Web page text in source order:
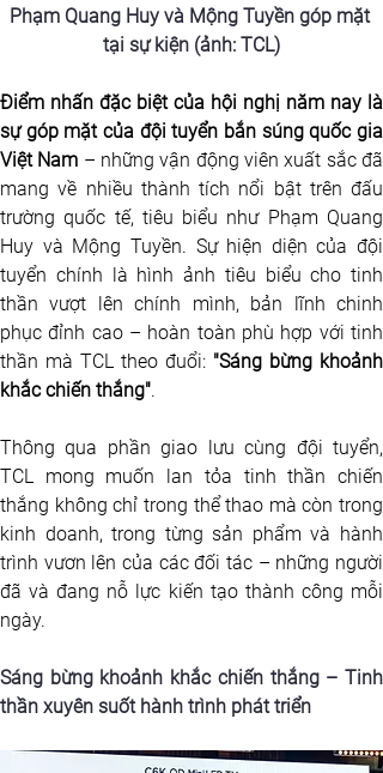
Phạm Quang Huy và Mộng Tuyền góp mặt
tại sự kiện (ảnh: TCL)
Điểm nhấn đặc biệt của hội nghị năm nay là
sự góp mặt của đội tuyển bắn súng quốc gia
Việt Nam – những vận động viên xuất sắc đã
mang về nhiều thành tích nổi bật trên đấu
trường quốc tế, tiêu biểu như Phạm Quang
Huy và Mộng Tuyền. Sự hiện diện của đội
tuyển chính là hình ảnh tiêu biểu cho tinh
thần vượt lên chính mình, bản lĩnh chinh
phục đỉnh cao – hoàn toàn phù hợp với tinh
thần mà TCL theo đuổi: "Sáng bừng khoảnh
khắc chiến thắng".
Thông qua phần giao lưu cùng đội tuyển,
TCL mong muốn lan tỏa tinh thần chiến
thắng không chỉ trong thể thao mà còn trong
kinh doanh, trong từng sản phẩm và hành
trình vươn lên của các đối tác – những người
đã và đang nỗ lực kiến tạo thành công mỗi
ngày.
Sáng bừng khoảnh khắc chiến thắng – Tinh
thần xuyên suốt hành trình phát triển